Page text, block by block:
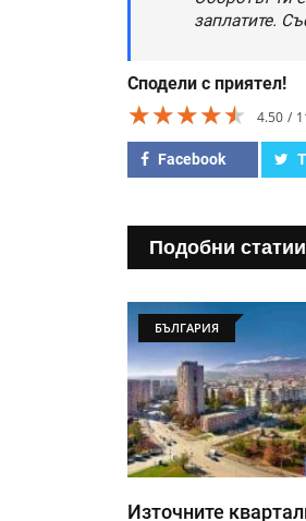
заплатите.
Сподели с приятел!
★★★★★
★★★★★
★★★★★ 4.50
Facebook
Подобни статии
БЪЛГАРИЯ
Източните